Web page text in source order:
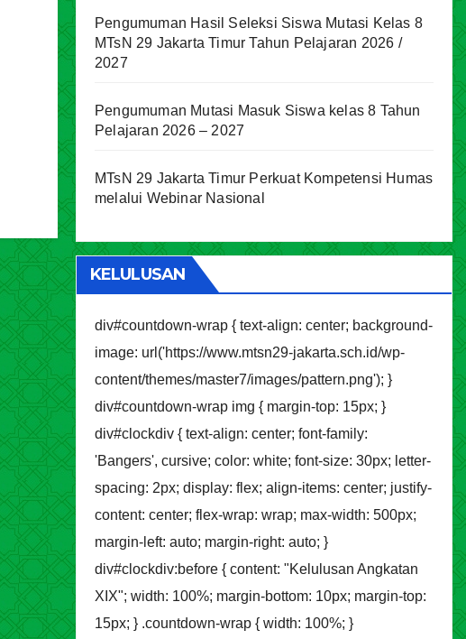
Pengumuman Hasil Seleksi Siswa Mutasi Kelas 8
MTsN 29 Jakarta Timur Tahun Pelajaran 2026 /
2027
Pengumuman Mutasi Masuk Siswa kelas 8 Tahun
Pelajaran 2026 – 2027
MTsN 29 Jakarta Timur Perkuat Kompetensi Humas
melalui Webinar Nasional
KELULUSAN
div#countdown-wrap { text-align: center; background-
image: url('https://www.mtsn29-jakarta.sch.id/wp-
content/themes/master7/images/pattern.png'); }
div#countdown-wrap img { margin-top: 15px; }
div#clockdiv { text-align: center; font-family:
'Bangers', cursive; color: white; font-size: 30px; letter-
spacing: 2px; display: flex; align-items: center; justify-
content: center; flex-wrap: wrap; max-width: 500px;
margin-left: auto; margin-right: auto; }
div#clockdiv:before { content: "Kelulusan Angkatan
XIX"; width: 100%; margin-bottom: 10px; margin-top:
15px; } .countdown-wrap { width: 100%; }